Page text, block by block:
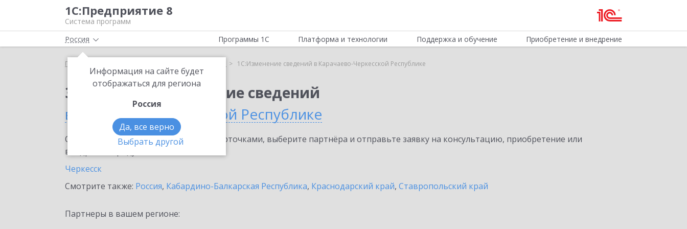
1С:Предприятие 8
Система программ
Россия
Информация на сайте будет
отображаться для региона
Россия
Да, все верно
Выбрать другой
Программы 1С Платформа и технологии Поддержка и обучение Приобретение и внедрение
Главная 1С:Изменение сведений в Карачаево-Черкесской Республике
Заказать 1С:Изменение сведений
в Карачаево-Черкесской Республике
Ознакомьтесь с информационными карточками, выберите партнёра и отправьте заявку на консультацию, приобретение или
внедрение продукта.
Черкесск
Смотрите также: Россия, Кабардино-Балкарская Республика, Краснодарский край, Ставропольский край
Партнеры в вашем регионе: